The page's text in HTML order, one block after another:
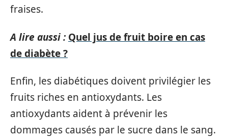
fraises.
A lire aussi : Quel jus de fruit boire en cas
de diabète ?
Enfin, les diabétiques doivent privilégier les
fruits riches en antioxydants. Les
antioxydants aident à prévenir les
dommages causés par le sucre dans le sang.